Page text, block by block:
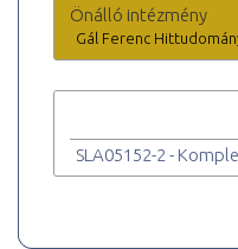
Önálló intézmény
Gál Ferenc
SLA05152-2 -